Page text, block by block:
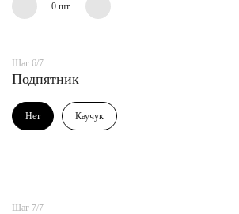
0 шт.
Шаг 6/7
Подпятник
Нет Каучук
Шаг 7/7